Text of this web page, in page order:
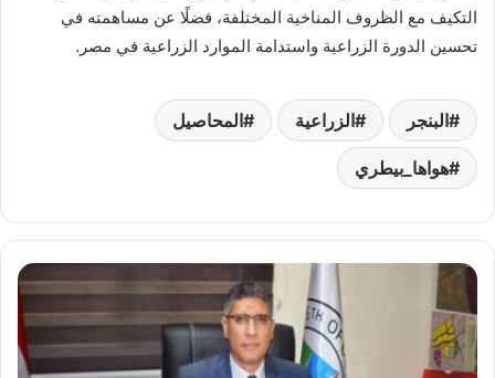
التكيف مع الظروف المناخية المختلفة، فضلًا عن مساهمته في
تحسين الدورة الزراعية واستدامة الموارد الزراعية في مصر.
البنجر الزراعية المحاصيل
هواها_بيطري
محافظ
الجيزة:
انتظام
توزيع
الأسمدة